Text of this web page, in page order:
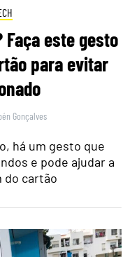
este gesto
para evitar
Gonçalves
há um gesto que
e pode ajudar a
do cartão